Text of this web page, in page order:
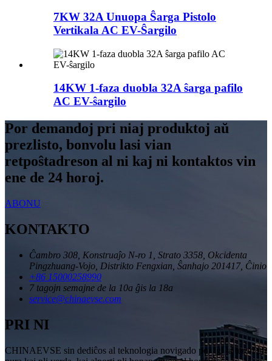
7KW 32A Unuopa Ŝarga Pistolo
Vertikala AC EV-Ŝargilo
14KW 1-faza duobla 32A ŝarga pafilo
AC EV-ŝargilo
Por demandoj pri niaj produktoj aŭ
prezlisto, bonvolu lasi vian
retpoŝtadreson al ni kaj ni kontaktos vin
ene de 24 horoj.
ABONU
KONTAKTO
Ĉambro 308, Konstruaĵo N-ro 1, Strato 3358, Okcidenta
Pingzhuang-Vojo, Distrikto Fengxian, Ŝanhajo 201417, Ĉinio
+86 15000258990
7 tagojn semajne de la 10a ĝis la 18a
service@chinaevse.com
PRI NI
CHINAEVSE sin dediĉos al teknologia novigado por igi la teron pli